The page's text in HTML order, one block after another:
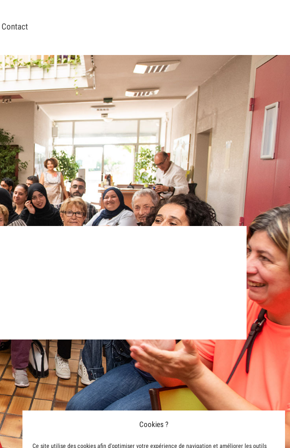
Cookies ?
Ce site utilise des cookies afin d'optimiser votre expérience de navigation et améliorer les outils
Contact